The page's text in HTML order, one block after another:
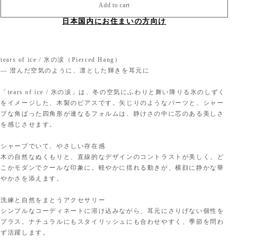
Add to cart
日本国内にお住まいの方向け
tears of ice / 氷の涙（Pierced Hang）
— 澄んだ空気のように、凛とした輝きを耳元に
「tears of ice / 氷の涙」は、冬の空気にふわりと舞い降りる氷のしずく
をイメージした、木製のピアスです。矢じりのようなパーツと、シャー
プな角ばった四角形が連なるフォルムは、静けさの中に芯のある美しさ
を感じさせます。
シャープでいて、やさしい存在感
木の自然なぬくもりと、直線的なデザインのコントラストが美しく、ど
こかモダンでクールな印象に。軽やかに揺れる動きが、横顔に静かな華
やかさを添えます。
洗練と自然をまとうアクセサリー
シンプルなコーディネートに溶け込みながら、耳元にさりげない個性を
プラス。ナチュラルにもスタイリッシュにも合わせやすく、季節を問わ
ず活躍します。